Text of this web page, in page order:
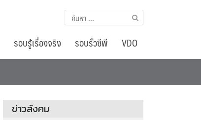
ค้นหา
รอบรู้เรื่องจริง รอบรั้วซีพี VDO
ข่าวสังคม